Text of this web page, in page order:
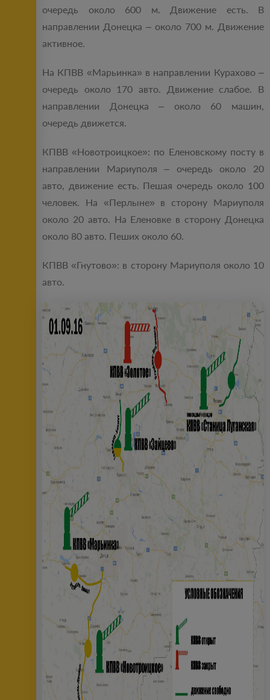
очередь около 600 м. Движение есть. В
направлении Донецка – около 700 м. Движение
активное.
На КПВВ «Марьинка» в направлении Курахово –
очередь около 170 авто. Движение слабое. В
направлении Донецка – около 60 машин,
очередь движется.
КПВВ «Новотроицкое»: по Еленовскому посту в
направлении Мариуполя – очередь около 20
авто, движение есть. Пешая очередь около 100
человек. На «Перлыне» в сторону Мариуполя
около 20 авто. На Еленовке в сторону Донецка
около 80 авто. Пеших около 60.
КПВВ «Гнутово»: в сторону Мариуполя около 10
авто.